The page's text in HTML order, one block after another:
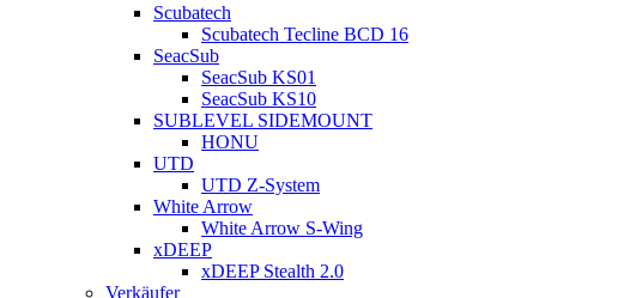
Scubatech
Scubatech Tecline BCD 16
SeacSub
SeacSub KS01
SeacSub KS10
SUBLEVEL SIDEMOUNT
HONU
UTD
UTD Z-System
White Arrow
White Arrow S-Wing
xDEEP
xDEEP Stealth 2.0
Verkäufer